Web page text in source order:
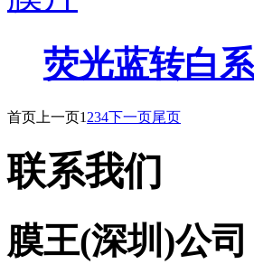
荧光蓝转白
首页 上一页1 234下一页尾页
联系我们
膜王(深圳)公司